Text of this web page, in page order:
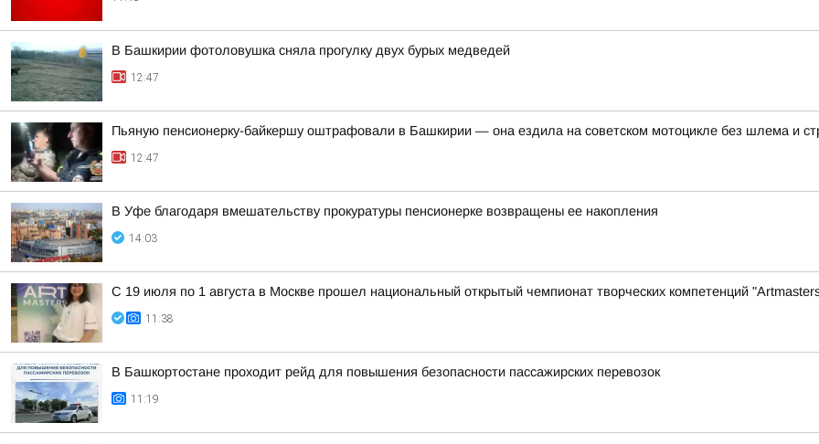
В Башкирии фотоловушка сняла прогулку двух бурых медведей
12:47
Пьяную пенсионерку-байкершу оштрафовали в Башкирии — она ездила на советском мотоцикле без шлема и
12:47
В Уфе благодаря вмешательству прокуратуры пенсионерке возвращены ее накопления
14:03
С 19 июля по 1 августа в Москве прошел национальный открытый чемпионат творческих компетенций
11:38
В Башкортостане проходит рейд для повышения безопасности пассажирских перевозок
11:19